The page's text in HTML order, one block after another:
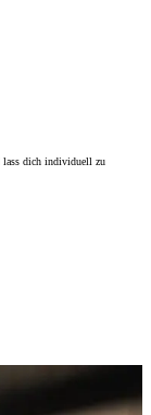
lass dich individuell zu